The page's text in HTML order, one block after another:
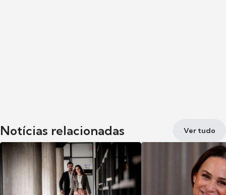
Notícias relacionadas Ver tudo